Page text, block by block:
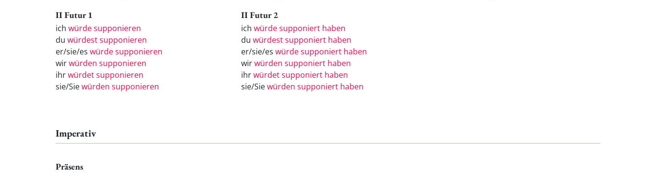
II Futur 1
ich würde supponieren
du würdest supponieren
er/sie/es würde supponieren
wirwürden supponieren
ihrwürdet supponieren
sie/Siewürden supponieren
II Futur 2
ich würde supponiert haben
du würdest supponiert haben
er/sie/es würde supponiert haben
wirwürden supponiert haben
ihrwürdet supponiert haben
sie/Siewürden supponiert haben
Imperativ
Präsens